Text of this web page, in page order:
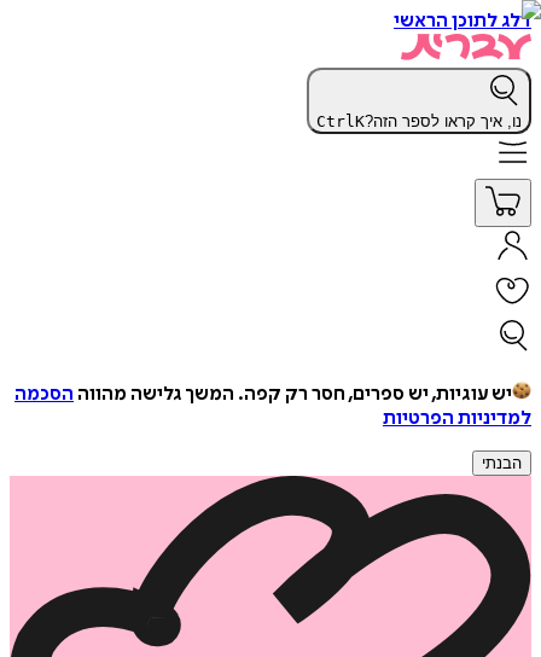
דלג לתוכן הראשי
נו, איך קראו לספר הזה? CtrlK
יש עוגיות, יש ספרים, חסר רק קפה. המשך גלישה מהווה הסכמה
למדיניות הפרטיות
הבנתי